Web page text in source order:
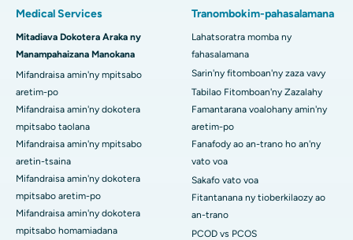
Medical Services
Mitadiava Dokotera Araka ny
Manampahaizana Manokana
Mifandraisa amin'ny mpitsabo
aretim-po
Mifandraisa amin'ny dokotera
mpitsabo taolana
Mifandraisa amin'ny mpitsabo
aretin-tsaina
Mifandraisa amin'ny dokotera
mpitsabo aretim-po
Mifandraisa amin'ny dokotera
mpitsabo homamiadana
Tranombokim-pahasalamana
Lahatsoratra momba ny
fahasalamana
Sarin'ny fitomboan'ny zaza vavy
Tabilao Fitomboan'ny Zazalahy
Famantarana voalohany amin'ny
aretim-po
Fanafody ao an-trano ho an'ny
vato voa
Sakafo vato voa
Fitantanana ny tioberkilaozy ao
an-trano
PCOD vs PCOS